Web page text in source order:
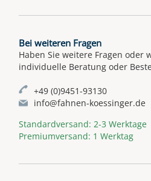
Bei weiteren Fragen
Haben Sie weitere Fragen oder
individuelle Beratung oder
+49 (0)9451-93130
info@fahnen-koessinger.de
Standardversand: 2-3 Werktage
Premiumversand: 1 Werktag